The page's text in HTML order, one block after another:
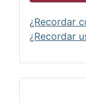
¿Recordar
¿Recordar